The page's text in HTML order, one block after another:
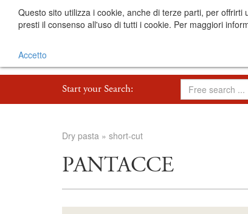
Start your Search:
Dry pasta » short-cut
PANTACCE
Questo sito utilizza i cookie, anche di terze parti, per
presti il consenso all'uso di tutti i cookie. Per maggiori
Accetto